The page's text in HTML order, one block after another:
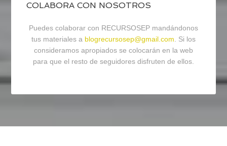
COLABORA CON NOSOTROS
Puedes colaborar con RECURSOSEP mandándonos
tus materiales a blogrecursosep@gmail.com. Si los
consideramos apropiados se colocarán en la web
para que el resto de seguidores disfruten de ellos.